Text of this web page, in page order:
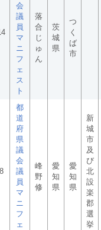
会
議
員
マ
ニ
フ
ェ
ス
ト
落
合
じ
ゅ
ん
茨
城
県
つ
く
ば
市
都
道
府
県
議
会
議
員
マ
ニ
フ
ェ
峰
野
修
愛
知
県
愛
知
県
新
城
市
及
び
北
設
楽
郡
選
挙